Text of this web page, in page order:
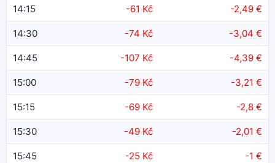
14:15 -61 Kč -2,49 €
14:30 -74 Kč -3,04 €
14:45 -107 Kč -4,39 €
15:00 -79 Kč -3,21 €
15:15 -69 Kč -2,8 €
15:30 -49 Kč -2,01 €
15:45 -25 Kč -1 €